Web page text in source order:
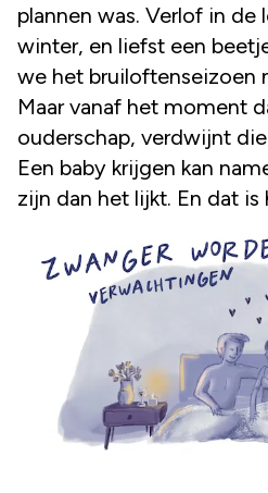
plannen was. Verlof in de
winter, en liefst een
we het bruiloftenseizoen
Maar vanaf het moment
ouderschap, verdwijnt
Een baby krijgen kan
zijn dan het lijkt. En dat is